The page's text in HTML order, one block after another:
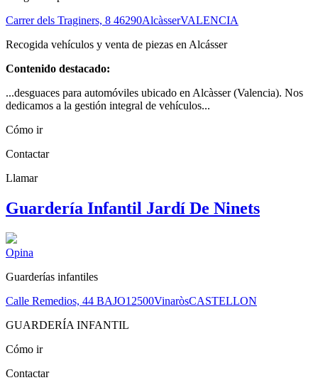
Carrer dels Traginers, 8 46290AlcàsserVALENCIA
Recogida vehículos y venta de piezas en Alcásser
Contenido destacado:
...desguaces para automóviles ubicado en Alcàsser (Valencia). Nos
dedicamos a la gestión integral de vehículos...
Cómo ir
Contactar
Llamar
Guardería Infantil Jardí De Ninets
Opina
Guarderías infantiles
Calle Remedios, 44 BAJO12500VinaròsCASTELLON
GUARDERÍA INFANTIL
Cómo ir
Contactar